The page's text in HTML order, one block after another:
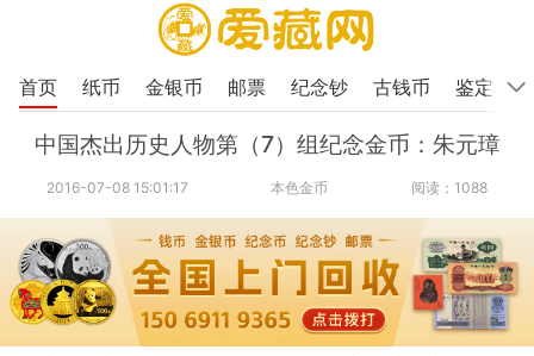
首页 纸币 金银币 邮票 纪念钞 古钱币 鉴定
中国杰出历史人物第（7）组纪念金币：朱元璋
2016-07-08 15:01:17 本色金币 阅读：1088